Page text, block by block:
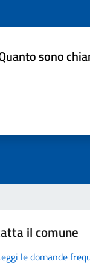
sono
il comune
le domande